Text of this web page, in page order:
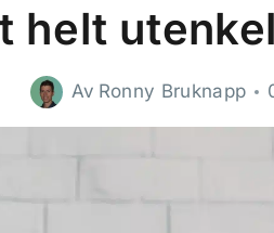
helt
Av Ronny Bruknapp